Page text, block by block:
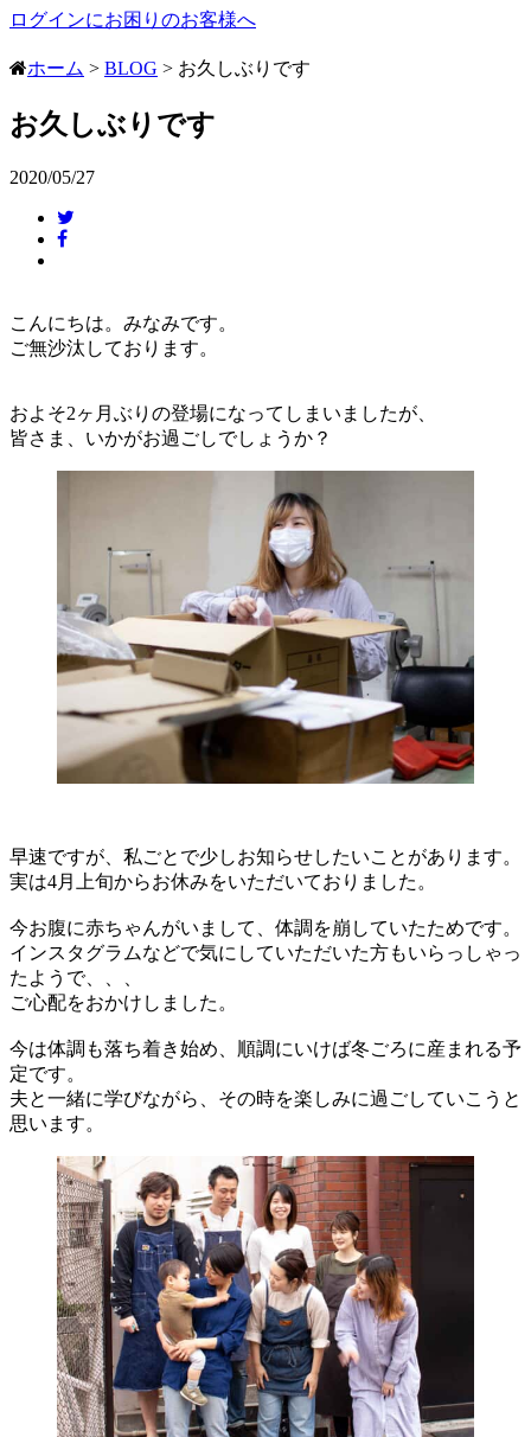
検
ログインにお困りのお客様へ
ホーム > BLOG > お久しぶりです
お久しぶりです
2020/05/27
こんにちは。みなみです。
ご無沙汰しております。
およそ2ヶ月ぶりの登場になってしまいましたが、
皆さま、いかがお過ごしでしょうか？
早速ですが、私ごとで少しお知らせしたいことがあります。
実は4月上旬からお休みをいただいておりました。
今お腹に赤ちゃんがいまして、体調を崩していたためです。
インスタグラムなどで気にしていただいた方もいらっしゃっ
たようで、、、
ご心配をおかけしました。
今は体調も落ち着き始め、順調にいけば冬ごろに産まれる予
定です。
夫と一緒に学びながら、その時を楽しみに過ごしていこうと
思います。